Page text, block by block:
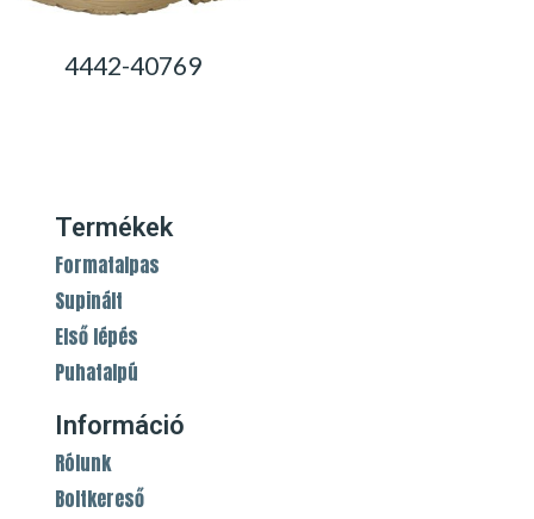
4442-40769
Termékek
Formatalpas
Supinált
Első lépés
Puhatalpú
Információ
Rólunk
Boltkereső